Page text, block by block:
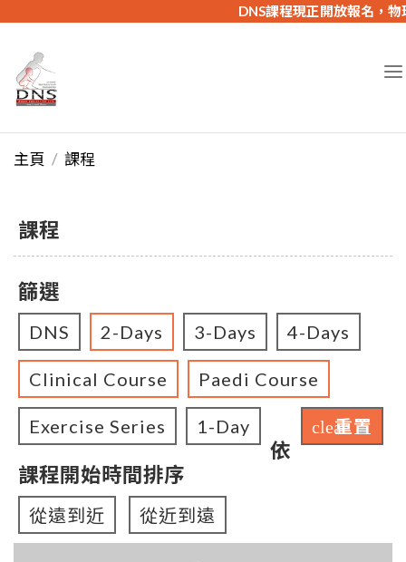
DNS課程現正開放報名，物
主頁 課程
課程
篩選
DNS 2-Days 3-Days 4-Days
Clinical Course Paedi Course
Exercise Series 1-Day clear重置
依
課程開始時間排序
從遠到近 從近到遠